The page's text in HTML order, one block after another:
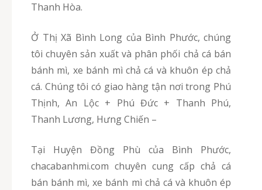
Thanh Hòa.
Ở Thị Xã Bình Long của Bình Phước, chúng
tôi chuyên sản xuất và phân phối chả cá bán
bánh mì, xe bánh mì chả cá và khuôn ép chả
cá. Chúng tôi có giao hàng tận nơi trong Phú
Thịnh, An Lộc + Phú Đức + Thanh Phú,
Thanh Lương, Hưng Chiến –
Tại Huyện Đồng Phù của Bình Phước,
chacabanhmi.com chuyên cung cấp chả cá
bán bánh mì, xe bánh mì chả cá và khuôn ép